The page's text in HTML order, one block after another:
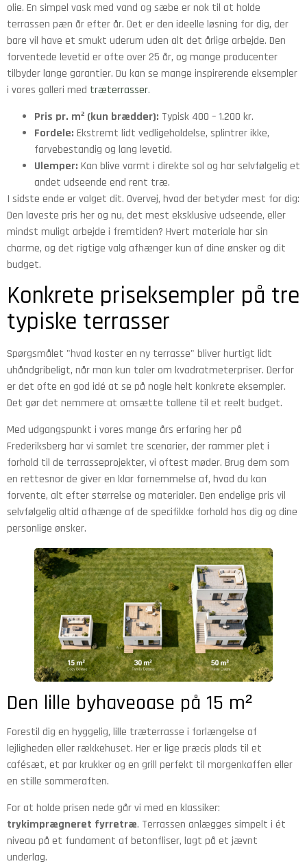
olie. En simpel vask med vand og sæbe er nok til at holde
terrassen pæn år efter år. Det er den ideelle løsning for dig, der
bare vil have et smukt uderum uden alt det årlige arbejde. Den
forventede levetid er ofte over 25 år, og mange producenter
tilbyder lange garantier. Du kan se mange inspirerende eksempler
i vores galleri med træterrasser.
Pris pr. m² (kun brædder): Typisk 400 – 1.200 kr.
Fordele: Ekstremt lidt vedligeholdelse, splintrer ikke,
farvebestandig og lang levetid.
Ulemper: Kan blive varmt i direkte sol og har selvfølgelig et
andet udseende end rent træ.
I sidste ende er valget dit. Overvej, hvad der betyder mest for dig:
Den laveste pris her og nu, det mest eksklusive udseende, eller
mindst muligt arbejde i fremtiden? Hvert materiale har sin
charme, og det rigtige valg afhænger kun af dine ønsker og dit
budget.
Konkrete priseksempler på tre
typiske terrasser
Spørgsmålet "hvad koster en ny terrasse" bliver hurtigt lidt
uhåndgribeligt, når man kun taler om kvadratmeterpriser. Derfor
er det ofte en god idé at se på nogle helt konkrete eksempler.
Det gør det nemmere at omsætte tallene til et reelt budget.
Med udgangspunkt i vores mange års erfaring her på
Frederiksberg har vi samlet tre scenarier, der rammer plet i
forhold til de terrasseprojekter, vi oftest møder. Brug dem som
en rettesnor de giver en klar fornemmelse af, hvad du kan
forvente, alt efter størrelse og materialer. Den endelige pris vil
selvfølgelig altid afhænge af de specifikke forhold hos dig og dine
personlige ønsker.
Den lille byhaveoase på 15 m²
Forestil dig en hyggelig, lille træterrasse i forlængelse af
lejligheden eller rækkehuset. Her er lige præcis plads til et
cafésæt, et par krukker og en grill perfekt til morgenkaffen eller
en stille sommeraften.
For at holde prisen nede går vi med en klassiker:
trykimprægneret fyrretræ. Terrassen anlægges simpelt i ét
niveau på et fundament af betonfliser, lagt på et jævnt
underlag.